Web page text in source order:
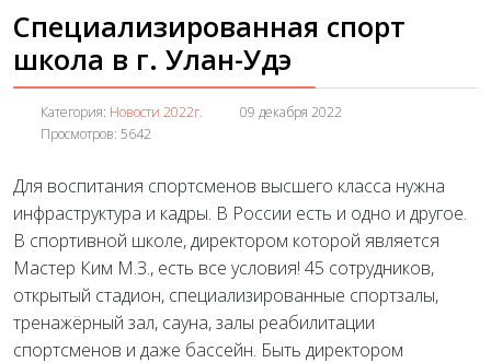
Специализированная спорт
школа в г. Улан-Удэ
Категория: Новости 2022г.
09 декабря 2022
Просмотров: 5642
Для воспитания спортсменов высшего класса нужна
инфраструктура и кадры. В России есть и одно и другое.
В спортивной школе, директором которой является
Мастер Ким М.З., есть все условия! 45 сотрудников,
открытый стадион, специализированные спортзалы,
тренажёрный зал, сауна, залы реабилитации
спортсменов и даже бассейн. Быть директором